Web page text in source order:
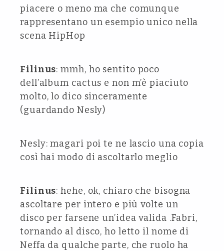
piacere o meno ma che comunque
rappresentano un esempio unico nella
scena HipHop
Filinus: mmh, ho sentito poco
dell’album cactus e non m’è piaciuto
molto, lo dico sinceramente
(guardando Nesly)
Nesly: magari poi te ne lascio una copia
così hai modo di ascoltarlo meglio
Filinus: hehe, ok, chiaro che bisogna
ascoltare per intero e più volte un
disco per farsene un’idea valida .Fabri,
tornando al disco, ho letto il nome di
Neffa da qualche parte, che ruolo ha